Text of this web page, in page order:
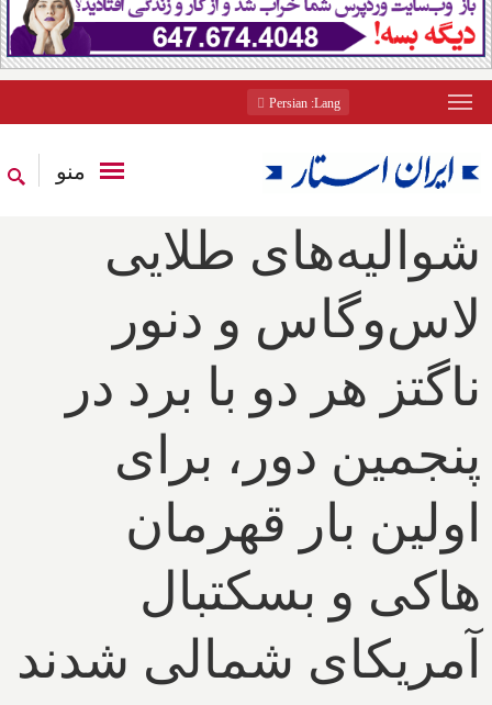
Lang
: Persian
منو
شوالیه‌های طلایی
لاس‌وگاس و دنور
ناگتز هر دو با برد در
پنجمین دور، برای
اولین بار قهرمان
هاکی و بسکتبال
آمریکای شمالی شدند